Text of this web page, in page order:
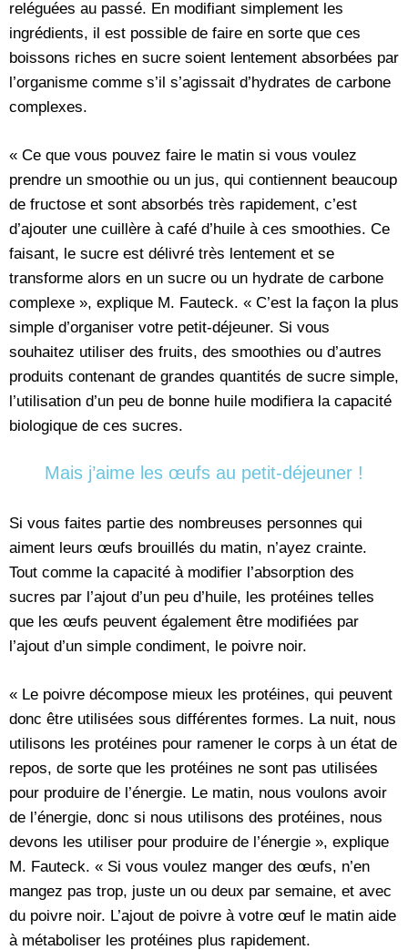
reléguées au passé. En modifiant simplement les
ingrédients, il est possible de faire en sorte que ces
boissons riches en sucre soient lentement absorbées par
l’organisme comme s’il s’agissait d’hydrates de carbone
complexes.
« Ce que vous pouvez faire le matin si vous voulez
prendre un smoothie ou un jus, qui contiennent beaucoup
de fructose et sont absorbés très rapidement, c’est
d’ajouter une cuillère à café d’huile à ces smoothies. Ce
faisant, le sucre est délivré très lentement et se
transforme alors en un sucre ou un hydrate de carbone
complexe », explique M. Fauteck. « C’est la façon la plus
simple d’organiser votre petit-déjeuner. Si vous
souhaitez utiliser des fruits, des smoothies ou d’autres
produits contenant de grandes quantités de sucre simple,
l’utilisation d’un peu de bonne huile modifiera la capacité
biologique de ces sucres.
Mais j’aime les œufs au petit-déjeuner !
Si vous faites partie des nombreuses personnes qui
aiment leurs œufs brouillés du matin, n’ayez crainte.
Tout comme la capacité à modifier l’absorption des
sucres par l’ajout d’un peu d’huile, les protéines telles
que les œufs peuvent également être modifiées par
l’ajout d’un simple condiment, le poivre noir.
« Le poivre décompose mieux les protéines, qui peuvent
donc être utilisées sous différentes formes. La nuit, nous
utilisons les protéines pour ramener le corps à un état de
repos, de sorte que les protéines ne sont pas utilisées
pour produire de l’énergie. Le matin, nous voulons avoir
de l’énergie, donc si nous utilisons des protéines, nous
devons les utiliser pour produire de l’énergie », explique
M. Fauteck. « Si vous voulez manger des œufs, n’en
mangez pas trop, juste un ou deux par semaine, et avec
du poivre noir. L’ajout de poivre à votre œuf le matin aide
à métaboliser les protéines plus rapidement.